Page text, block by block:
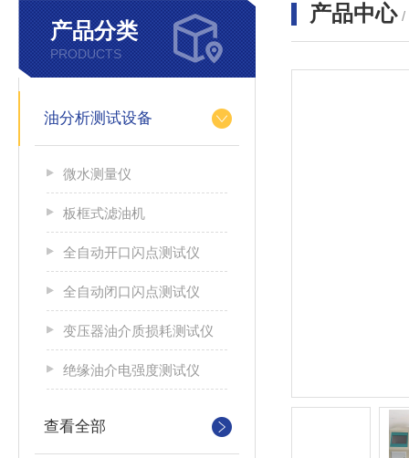
产品分类
PRODUCTS
油分析测试设备
微水测量仪
板框式滤油机
全自动开口闪点测试仪
全自动闭口闪点测试仪
变压器油介质损耗测试仪
绝缘油介电强度测试仪
查看全部
产品中心 /